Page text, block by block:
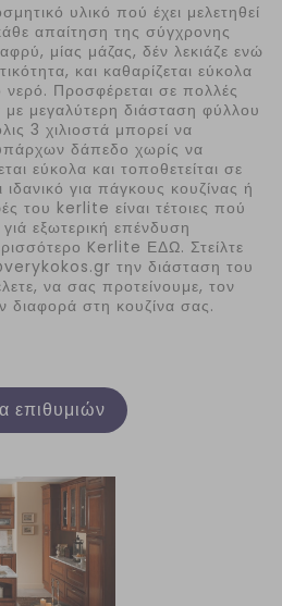
υλικό πού έχει μελετηθεί
απαίτηση της σύγχρονης
μίας μάζας, δέν λεκιάζε ενώ
και καθαρίζεται εύκολα
Προσφέρεται σε πολλές
με μεγαλύτερη διάσταση φύλλου
3 χιλιοστά μπορεί να
δάπεδο χωρίς να
εύκολα και τοποθετείται σε
ιδανικό για πάγκους κουζίνας ή
του kerlite είναι τέτοιες πού
εξωτερική επένδυση
Kerlite ΕΔΩ. Στείλτε
την διάσταση του
να σας προτείνουμε, τον
διαφορά στη κουζίνα σας.
επιθυμιών